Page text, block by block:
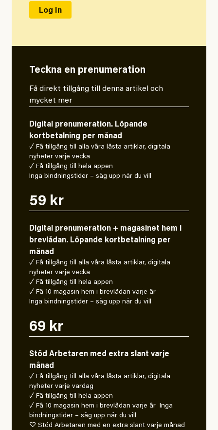
Teckna en prenumeration
Få direkt tillgång till denna artikel och
mycket mer
Digital prenumeration. Löpande
kortbetalning per månad
✓ Få tillgång till alla våra låsta artiklar, digitala
nyheter varje vecka
✓ Få tillgång till hela appen
Inga bindningstider – säg upp när du vill
59 kr
Digital prenumeration + magasinet hem i
brevlådan. Löpande kortbetalning per
månad
✓ Få tillgång till alla våra låsta artiklar, digitala
nyheter varje vecka
✓ Få tillgång till hela appen
✓ Få 10 magasin hem i brevlådan varje år
Inga bindningstider – säg upp när du vill
69 kr
Stöd Arbetaren med extra slant varje
månad
✓ Få tillgång till alla våra låsta artiklar, digitala
nyheter varje vardag
✓ Få tillgång till hela appen
✓ Få 10 magasin hem i brevlådan varje år Inga
bindningstider – säg upp när du vill
♡ Stöd Arbetaren med en extra slant varje månad